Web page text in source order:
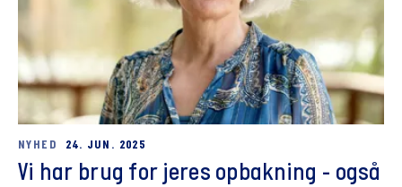
NYHED 24. JUN. 2025
Vi har brug for jeres opbakning - også